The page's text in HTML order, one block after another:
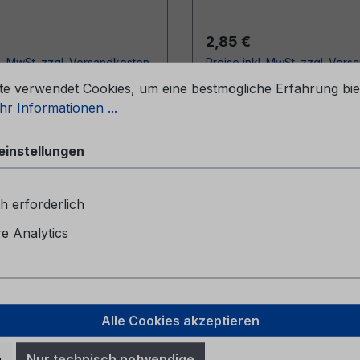
Preis:
MwSt. zzgl. Versandkosten
den Warenkorb
Regulärer Preis:
2,85 €
Preise inkl. MwSt. zzgl.
CG2147BEL
verwendet Cookies, um eine bestmögliche Erfahrung
Informationen ...
erforderlich
Analytics
Alle Cookies akzeptieren